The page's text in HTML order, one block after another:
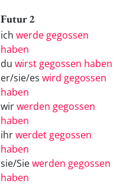
Futur 2
ich werde gegossen
haben
du wirst gegossen haben
er/sie/es wird gegossen
haben
wirwerden gegossen
haben
ihrwerdet gegossen
haben
sie/Siewerden gegossen
haben